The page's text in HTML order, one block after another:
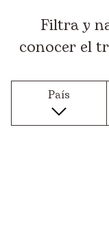
Filtra y
conocer el
País